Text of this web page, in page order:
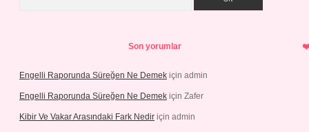
Son yorumlar
Engelli Raporunda Süreğen Ne Demek için admin
Engelli Raporunda Süreğen Ne Demek için Zafer
Kibir Ve Vakar Arasındaki Fark Nedir için admin